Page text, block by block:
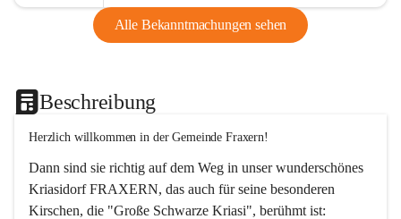
Alle Bekanntmachungen sehen
Beschreibung
Herzlich willkommen in der Gemeinde Fraxern!
Dann sind sie richtig auf dem Weg in unser wunderschönes
Kriasidorf FRAXERN, das auch für seine besonderen
Kirschen, die "Große Schwarze Kriasi", berühmt ist: